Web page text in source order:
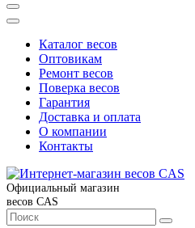
Каталог весов
Оптовикам
Ремонт весов
Поверка весов
Гарантия
Доставка и оплата
О компании
Контакты
Официальный магазин
весов CAS